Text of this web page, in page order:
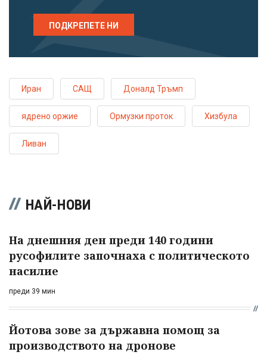
ПОДКРЕПЕТЕ НИ
Иран САЩ Доналд Тръмп
ядрено оржие Ормузки проток Хизбула
Ливан
НАЙ-НОВИ
На днешния ден преди 140 години
русофилите започнаха с политическото
насилие
преди 39 мин
Йотова зове за държавна помощ за
производството на дронове